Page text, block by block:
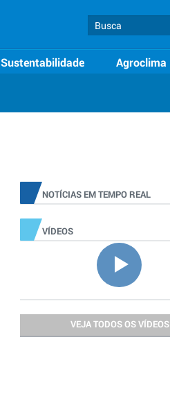
Sustentabilidade Agroclima
NOTÍCIAS EM TEMPO REAL
VÍDEOS
VEJA TODOS OS VÍDEOS